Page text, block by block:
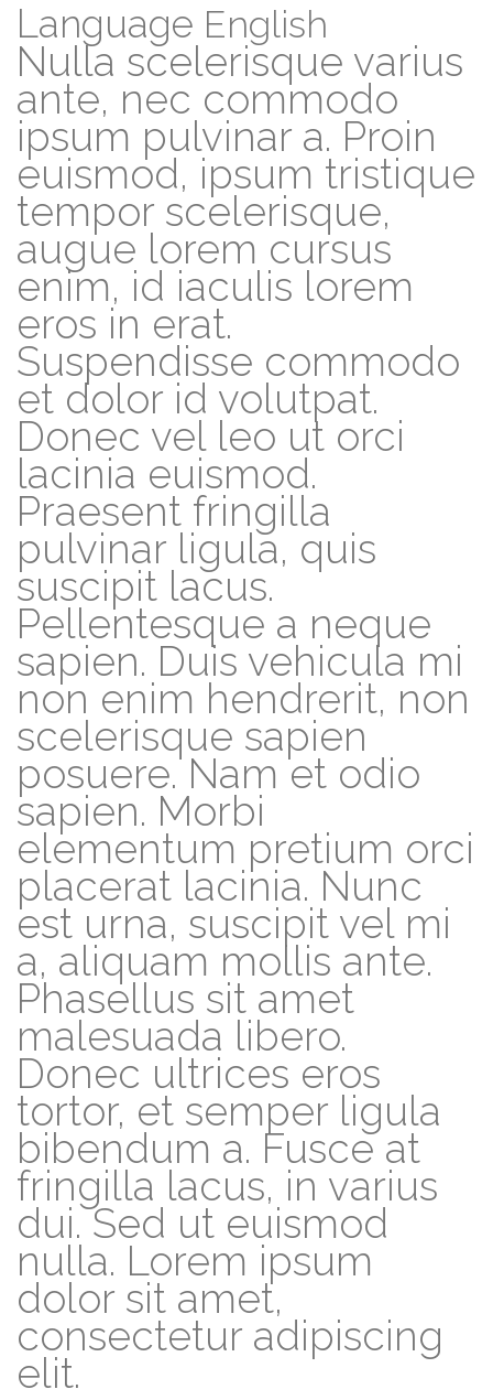
Language English
Nulla scelerisque varius
ante, nec commodo
ipsum pulvinar a. Proin
euismod, ipsum tristique
tempor scelerisque,
augue lorem cursus
enim, id iaculis lorem
eros in erat.
Suspendisse commodo
et dolor id volutpat.
Donec vel leo ut orci
lacinia euismod.
Praesent fringilla
pulvinar ligula, quis
suscipit lacus.
Pellentesque a neque
sapien. Duis vehicula mi
non enim hendrerit, non
scelerisque sapien
posuere. Nam et odio
sapien. Morbi
elementum pretium orci
placerat lacinia. Nunc
est urna, suscipit vel mi
a, aliquam mollis ante.
Phasellus sit amet
malesuada libero.
Donec ultrices eros
tortor, et semper ligula
bibendum a. Fusce at
fringilla lacus, in varius
dui. Sed ut euismod
nulla. Lorem ipsum
dolor sit amet,
consectetur adipiscing
elit.